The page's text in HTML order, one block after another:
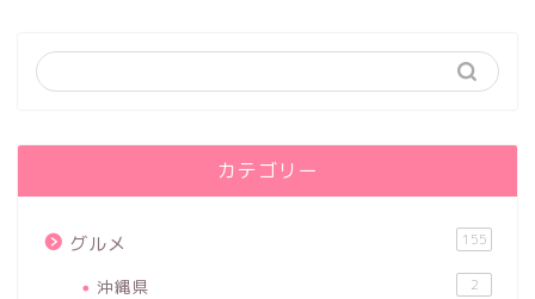
カテゴリー
グルメ 155
沖縄県 2